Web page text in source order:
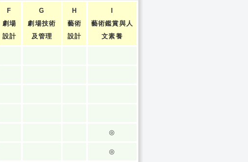
F
劇場
設計
G
劇場技術
及管理
H
藝術
設計
藝術鑑賞與人
文素養
◎
◎